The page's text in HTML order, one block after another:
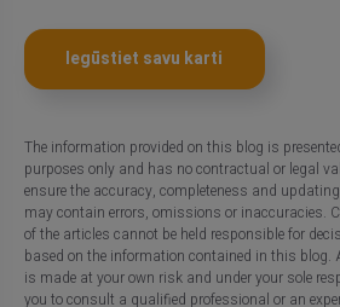
Iegūstiet savu karti
The information provided on this blog is
purposes only and has no contractual or legal
ensure the accuracy, completeness and
may contain errors, omissions or inaccuracies.
of the articles cannot be held responsible for
based on the information contained in this
is made at your own risk and under your sole
you to consult a qualified professional or an